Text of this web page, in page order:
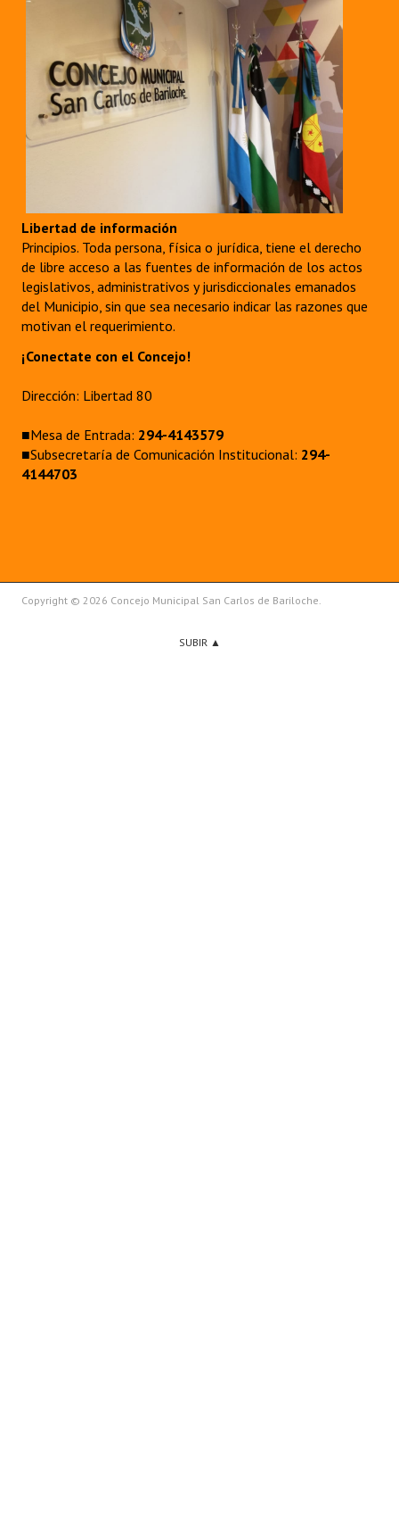
Reconocimientos - Registro
Bariloche, Municipio intercultural
Entrega de distinciones
REFORMA DE LA CARTA ORGÁNICA
Libertad de información
Principios. Toda persona, física o jurídica, tiene el derecho
de libre acceso a las fuentes de información de los actos
legislativos, administrativos y jurisdiccionales emanados
del Municipio, sin que sea necesario indicar las razones que
motivan el requerimiento.
¡Conectate con el Concejo!
Dirección: Libertad 80
■Mesa de Entrada: 294-4143579
■Subsecretaría de Comunicación Institucional: 294-
4144703
Copyright © 2026 Concejo Municipal San Carlos de Bariloche.
SUBIR ▲